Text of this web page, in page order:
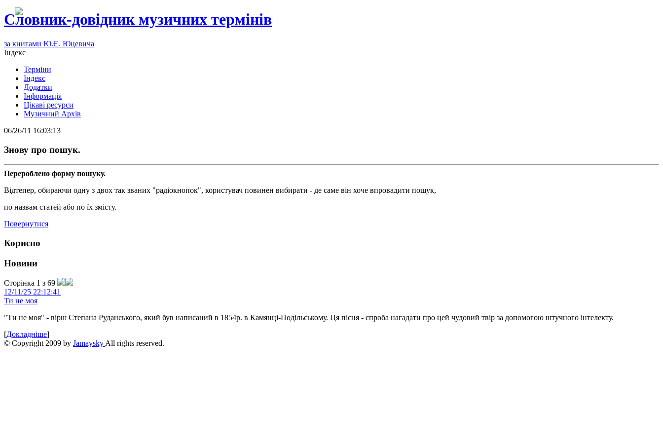
Словник-довідник музичних термінів
за книгами Ю.Є. Юцевича
Індекс
Терміни
Індекс
Додатки
Інформація
Цікаві ресурси
Музичний Архів
06/26/11 16:03:13
Знову про пошук.
Перероблено форму пошуку.
Відтепер, обираючи одну з двох так званих "радіокнопок", користувач повинен вибирати - де саме він хоче впровадити пошук,
по назвам статей або по їх змісту.
Повернутися
Корисно
Новини
Сторінка 1 з 69
12/11/25 22:12:41
Ти не моя
"Ти не моя" - вірш Степана Руданського, який був написаний в 1854р. в Камянці-Подільському. Ця пісня - спроба нагадати про цей чудовий твір за допомогою штучного інтелекту.
[Докладніше]
© Copyright 2009 by JamayskyAll rights reserved.